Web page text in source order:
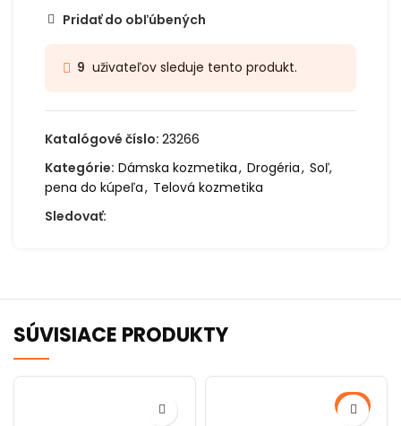
Pridať do obľúbených
9 uživateľov sleduje tento produkt.
Katalógové číslo: 23266
Kategórie: Dámska kozmetika, Drogéria, Soľ,
pena do kúpeľa, Telová kozmetika
Sledovať:
SÚVISIACE PRODUKTY
-22%